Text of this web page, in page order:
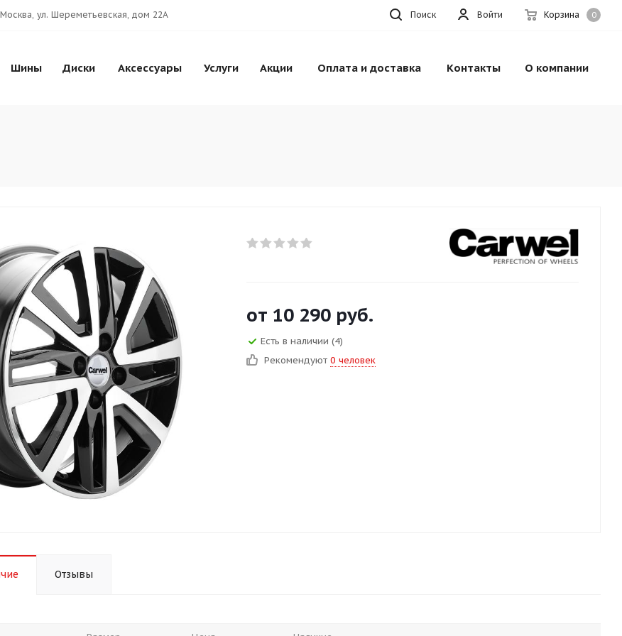
Корзина 0
Войти
Москва, ул. Шереметьевская, дом 22А Поиск
Шины Диски Аксессуары Услуги Акции Оплата и доставка Контакты О компании
от 10 290 руб.
Есть в наличии (4)
Рекомендуют 0 человек
Отзывы